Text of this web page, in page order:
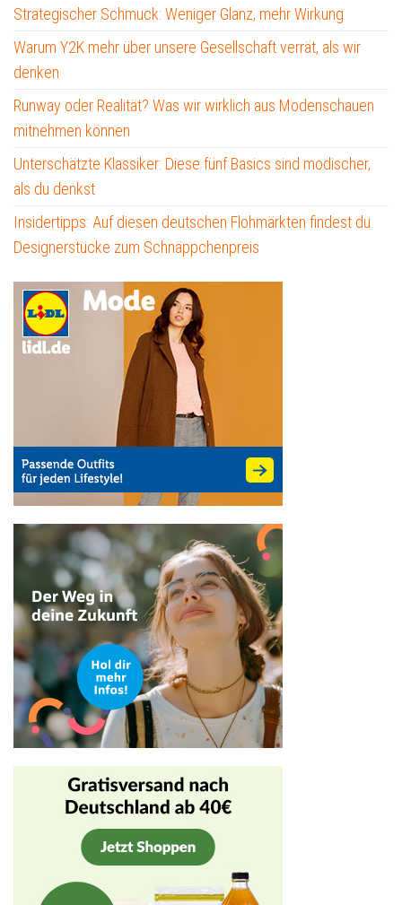
Strategischer Schmuck: Weniger Glanz, mehr Wirkung
Warum Y2K mehr über unsere Gesellschaft verrät, als wir
denken
Runway oder Realität? Was wir wirklich aus Modenschauen
mitnehmen können
Unterschätzte Klassiker: Diese fünf Basics sind modischer,
als du denkst
Insidertipps: Auf diesen deutschen Flohmärkten findest du
Designerstücke zum Schnäppchenpreis